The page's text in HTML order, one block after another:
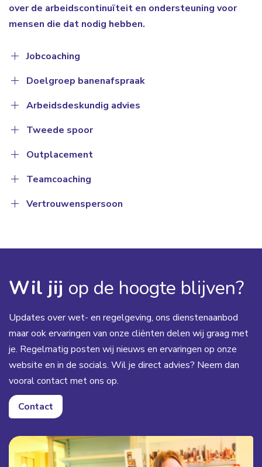
over de arbeidscontinuïteit en ondersteuning voor
mensen die dat nodig hebben.
Jobcoaching
Doelgroep banenafspraak
Arbeidsdeskundig advies
Tweede spoor
Outplacement
Teamcoaching
Vertrouwenspersoon
Wil jij op de hoogte blijven?
Updates over wet- en regelgeving, ons dienstenaanbod
maar ook ervaringen van onze cliënten delen wij graag met
je. Regelmatig posten wij nieuws en ervaringen op onze
website en in de socials. Wil je direct advies? Neem dan
vooral contact met ons op.
Contact